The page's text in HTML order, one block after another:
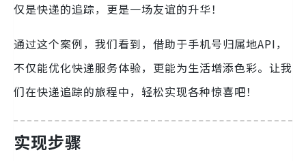
仅是快递的追踪，更是一场友谊的升华！
通过这个案例，我们看到，借助于手机号归属地API，
不仅能优化快递服务体验，更能为生活增添色彩。让我
们在快递追踪的旅程中，轻松实现各种惊喜吧！
实现步骤